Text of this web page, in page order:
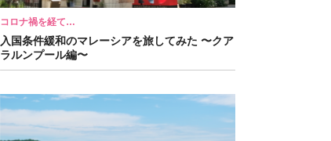
コロナ禍を経て…
入国条件緩和のマレーシアを旅してみた 〜クア
ラルンプール編〜